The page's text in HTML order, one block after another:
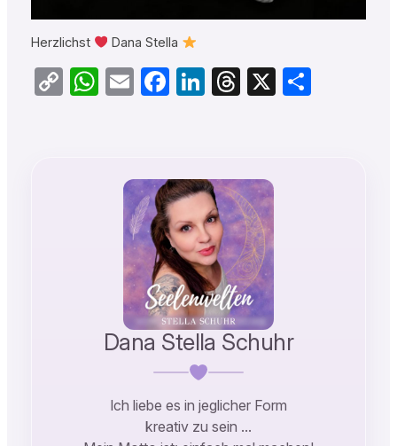
Herzlichst Dana Stella
CopyWhatsApp
EmailFacebook
LinkedIn
Threads
X Teilen
Dana Stella Schuhr
Ich liebe es in jeglicher Form
kreativ zu sein …